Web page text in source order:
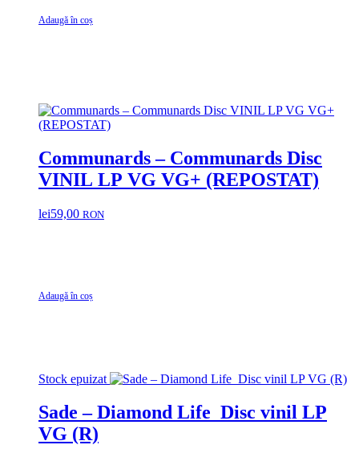
Adaugă în coș
Communards – Communards Disc
VINIL LP VG VG+ (REPOSTAT)
lei59,00 RON
Adaugă în coș
Stock epuizat
Sade – Diamond Life Disc vinil LP
VG (R)